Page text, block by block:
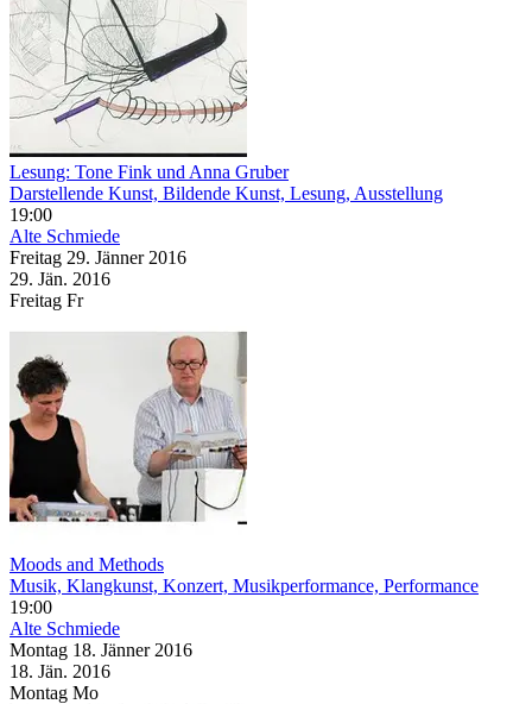
Lesung: Tone Fink und Anna Gruber
Darstellende Kunst, Bildende Kunst, Lesung, Ausstellung
19:00
Alte Schmiede
Freitag 29. Jänner 2016
29. Jän. 2016
Freitag Fr
Moods and Methods
Musik, Klangkunst, Konzert, Musikperformance, Performance
19:00
Alte Schmiede
Montag 18. Jänner 2016
18. Jän. 2016
Montag Mo